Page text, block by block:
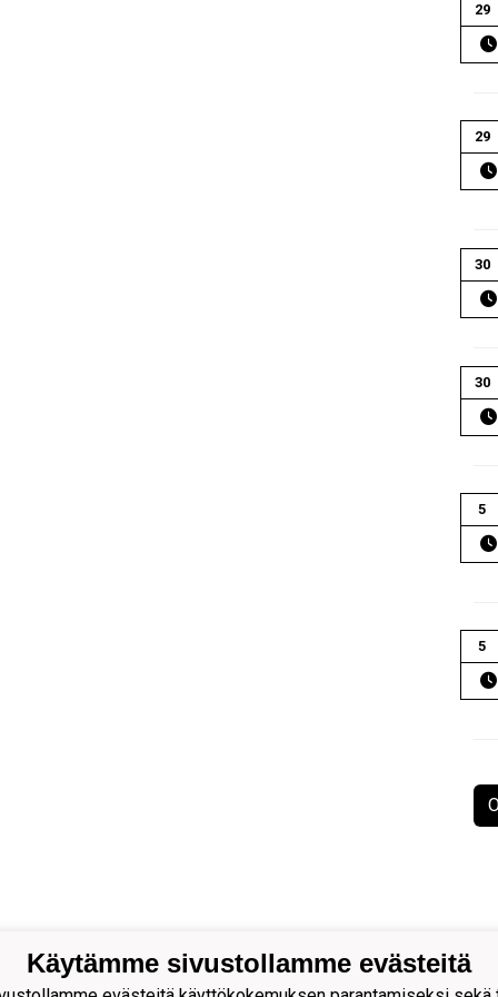
29
29
30
30
5
5
Palloseura ry
Käytämme sivustollamme evästeitä